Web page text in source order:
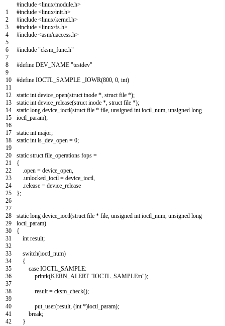
1
2
3
4
5
6
7
8
9
10
11
12
13
14
15
16
17
18
19
20
21
22
23
24
25
26
27
28
29
30
31
32
33
34
35
36
37
38
39
40
41
42
#include <linux/module.h>
#include <linux/init.h>
#include <linux/kernel.h>
#include <linux/fs.h>
#include <asm/uaccess.h>
#include "cksm_func.h"
#define DEV_NAME "testdev"
#define IOCTL_SAMPLE _IOWR(800, 0, int)
static int device_open(struct inode * struct file *);
static int device_release(struct inode * struct file *);
static long device_ioctl(struct file * file unsigned int ioctl_num unsigned long
ioctl_param);
static int major;
static int is_dev_open = 0;
static struct file_operations fops =
{
open = device_open
unlocked_ioctl = device_ioctl
release = device release
};
static long device_ioctl(struct file * file unsigned int ioctl_num unsigned long
ioctl_param)
{
int result;
switch(ioctl_num)
{
case IOCTL_SAMPLE:
printk(KERN ALERT "IOCTL_SAMPLE\n");
result = cksm_check();
put_user(result (int *)ioctl_param);
break;
}